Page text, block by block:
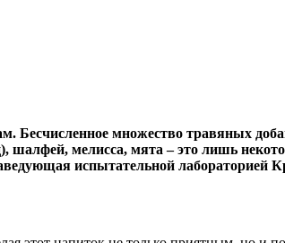
Бесчисленное множество травяных
шалфей, мелисса, мята – это лишь
испытательной лабораторией